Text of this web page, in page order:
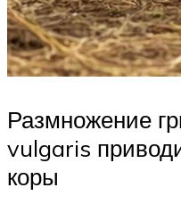
Размножение
vulgaris
коры